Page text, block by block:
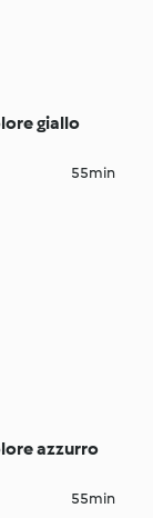
giallo
55min
azzurro
55min